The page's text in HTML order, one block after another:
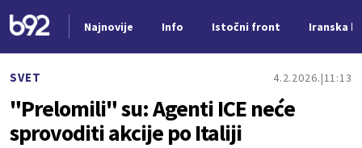
Najnovije Info Istočni front Iranska
SVET 4.2.2026. 11:13
"Prelomili" su: Agenti ICE neće
sprovoditi akcije po Italiji